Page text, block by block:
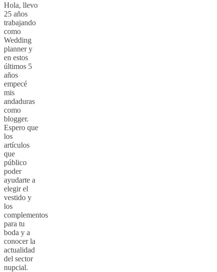
Hola, llevo
25 años
trabajando
como
Wedding
planner y
en estos
últimos 5
años
empecé
mis
andaduras
como
blogger.
Espero que
los
artículos
que
público
poder
ayudarte a
elegir el
vestido y
los
complementos
para tu
boda y a
conocer la
actualidad
del sector
nupcial.